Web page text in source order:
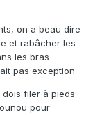
on a beau dire
et rabâcher les
les bras
pas exception.
filer à pieds
pour